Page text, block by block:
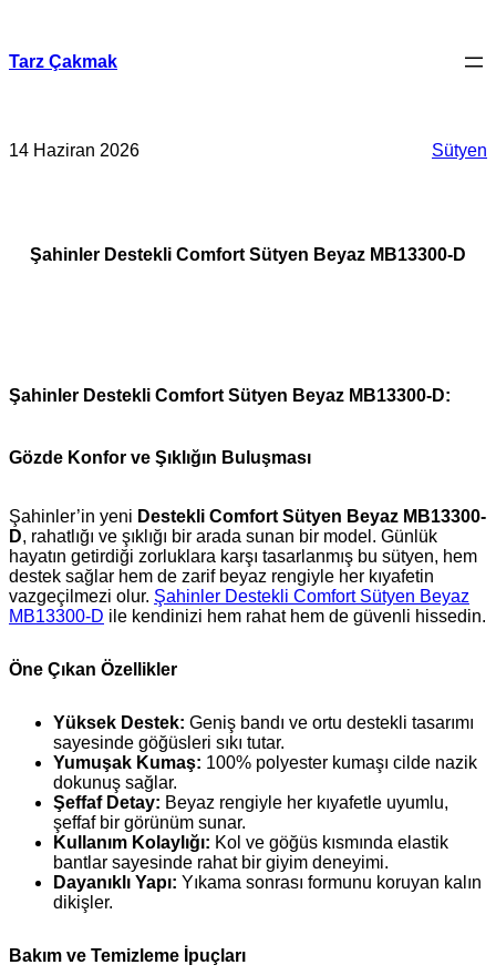
Tarz Çakmak
14 Haziran 2026 Sütyen
Şahinler Destekli Comfort Sütyen Beyaz MB13300-D
Şahinler Destekli Comfort Sütyen Beyaz MB13300-D:
Gözde Konfor ve Şıklığın Buluşması
Şahinler’in yeni Destekli Comfort Sütyen Beyaz MB13300-
D, rahatlığı ve şıklığı bir arada sunan bir model. Günlük
hayatın getirdiği zorluklara karşı tasarlanmış bu sütyen, hem
destek sağlar hem de zarif beyaz rengiyle her kıyafetin
vazgeçilmezi olur. Şahinler Destekli Comfort Sütyen Beyaz
MB13300-D ile kendinizi hem rahat hem de güvenli hissedin.
Öne Çıkan Özellikler
Yüksek Destek: Geniş bandı ve ortu destekli tasarımı
sayesinde göğüsleri sıkı tutar.
Yumuşak Kumaş: 100% polyester kumaşı cilde nazik
dokunuş sağlar.
Şeffaf Detay: Beyaz rengiyle her kıyafetle uyumlu,
şeffaf bir görünüm sunar.
Kullanım Kolaylığı: Kol ve göğüs kısmında elastik
bantlar sayesinde rahat bir giyim deneyimi.
Dayanıklı Yapı: Yıkama sonrası formunu koruyan kalın
dikişler.
Bakım ve Temizleme İpuçları